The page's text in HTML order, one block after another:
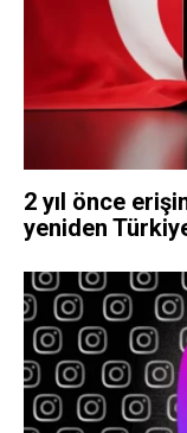
2 yıl önce
yeniden